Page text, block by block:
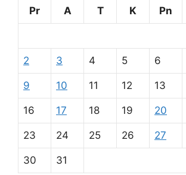
Pr
A T K Pn
2 3 4 5 6
9 10 11 12 13
16 17 18 19 20
23 24 25 26 27
30 31